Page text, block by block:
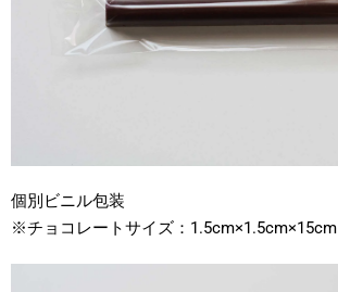
個別ビニル包装
※チョコレートサイズ：1.5cm×1.5cm×15cm